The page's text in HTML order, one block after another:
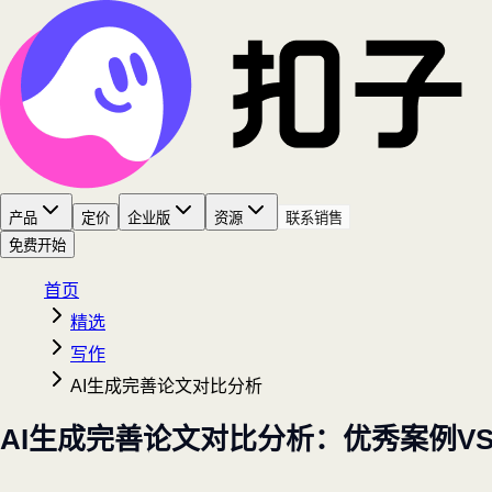
产品 定价 企业版 资源
联系销售
免费开始
首页
精选
写作
AI生成完善论文对比分析
AI生成完善论文对比分析：优秀案例